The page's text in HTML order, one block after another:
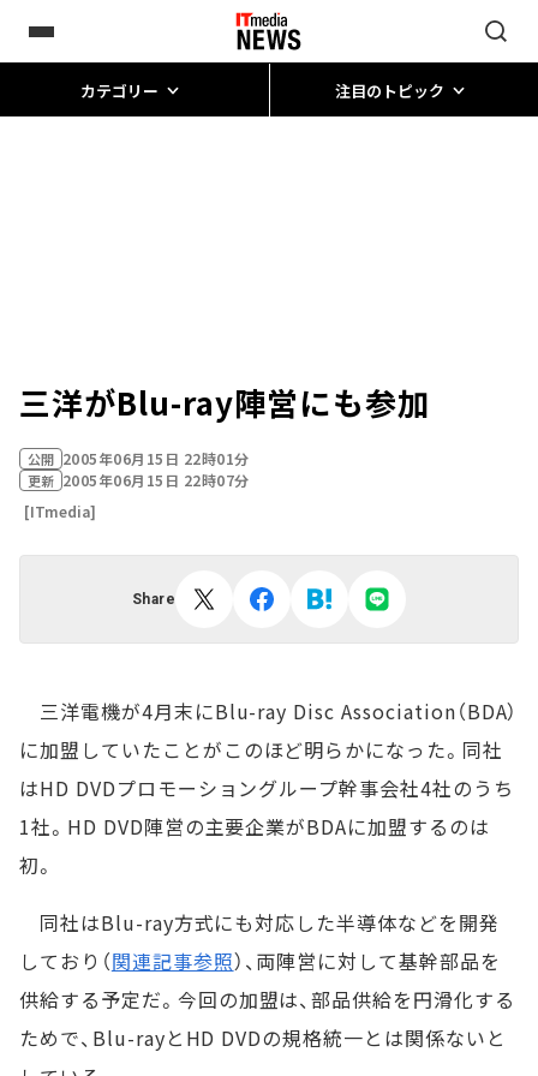
カテゴリー 注目のトピック
三洋がBlu-ray陣営にも参加
公開 2005年06月15日 22時01分
更新 2005年06月15日 22時07分
[ITmedia]
Share
三洋電機が4月末にBlu-ray Disc Association（BDA）
に加盟していたことがこのほど明らかになった。同社
はHD DVDプロモーショングループ幹事会社4社のうち
1社。HD DVD陣営の主要企業がBDAに加盟するのは
初。
同社はBlu-ray方式にも対応した半導体などを開発
しており（関連記事参照）、両陣営に対して基幹部品を
供給する予定だ。今回の加盟は、部品供給を円滑化する
ためで、Blu-rayとHD DVDの規格統一とは関係ないと